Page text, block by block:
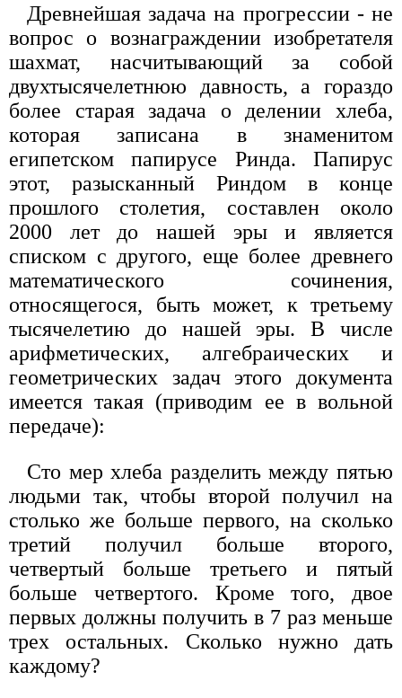
Древнейшая задача на прогрессии - не
вопрос о вознаграждении изобретателя
шахмат, насчитывающий за собой
двухтысячелетнюю давность, а гораздо
более старая задача о делении хлеба,
которая записана в знаменитом
египетском папирусе Ринда. Папирус
этот, разысканный Риндом в конце
прошлого столетия, составлен около
2000 лет до нашей эры и является
списком с другого, еще более древнего
математического сочинения,
относящегося, быть может, к третьему
тысячелетию до нашей эры. В числе
арифметических, алгебраических и
геометрических задач этого документа
имеется такая (приводим ее в вольной
передаче):
Сто мер хлеба разделить между пятью
людьми так, чтобы второй получил на
столько же больше первого, на сколько
третий получил больше второго,
четвертый больше третьего и пятый
больше четвертого. Кроме того, двое
первых должны получить в 7 раз меньше
трех остальных. Сколько нужно дать
каждому?